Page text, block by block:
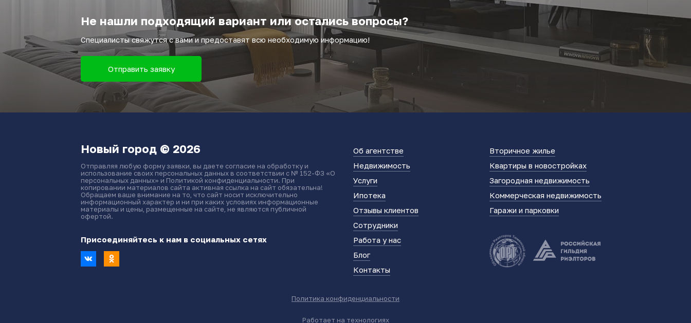
Не нашли подходящий вариант или остались вопросы?
Специалисты свяжутся с вами и предоставят всю необходимую информацию!
Отправить заявку
Новый город © 2026
Отправляя любую форму заявки, вы даете согласие на обработку и
использование своих персональных данных в соответствии с № 152-ФЗ «О
персональных данных» и Политикой конфиденциальности. При
копировании материалов сайта активная ссылка на сайт обязательна!
Обращаем ваше внимание на то, что сайт носит исключительно
информационный характер и ни при каких условиях информационные
материалы и цены, размещенные на сайте, не являются публичной
офертой.
Присоединяйтесь к нам в социальных сетях
Об агентстве
Недвижимость
Услуги
Ипотека
Отзывы клиентов
Сотрудники
Работа у нас
Блог
Контакты
Вторичное жилье
Квартиры в новостройках
Загородная недвижимость
Коммерческая недвижимость
Гаражи и парковки
Политика конфиденциальности
Работает на технологиях